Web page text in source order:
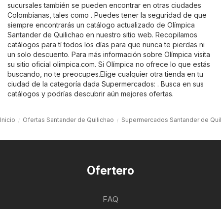
sucursales también se pueden encontrar en otras ciudades
Colombianas, tales como . Puedes tener la seguridad de que
siempre encontrarás un catálogo actualizado de Olímpica
Santander de Quilichao en nuestro sitio web. Recopilamos
catálogos para tí todos los días para que nunca te pierdas ni
un solo descuento. Para más información sobre Olímpica visita
su sitio oficial olimpica.com. Si Olímpica no ofrece lo que estás
buscando, no te preocupes.Elige cualquier otra tienda en tu
ciudad de la categoría dada Supermercados: . Busca en sus
catálogos y podrías descubrir aún mejores ofertas.
Inicio Ofertas Santander de Quilichao Supermercados Santander de
Ofertero
FAQ